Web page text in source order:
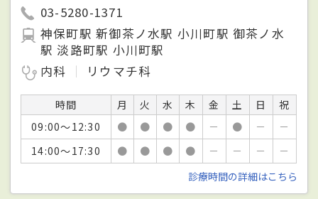
03-5280-1371
神保町駅 新御茶ノ水駅 小川町駅 御茶ノ水
駅 淡路町駅 小川町駅
内科
リウマチ科
時間 月 火 水 木 金 土 日
祝
09:00～12:30
● ● ● ● － ● －
－
14:00～17:30
● ● ● ● － － －
－
診療時間の詳細はこちら